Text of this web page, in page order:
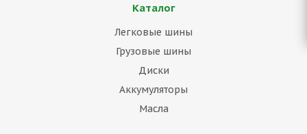
Каталог
Легковые шины
Грузовые шины
Диски
Аккумуляторы
Масла